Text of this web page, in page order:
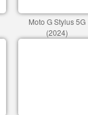
Moto G Stylus 5G
(2024)